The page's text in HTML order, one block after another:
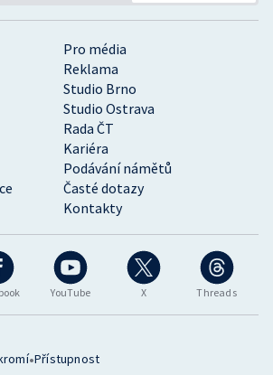
YouTube X Threads
Pro média
Reklama
Studio Brno
Studio Ostrava
Rada ČT
Kariéra
Podávání námětů
Časté dotazy
Kontakty
•Přístupnost